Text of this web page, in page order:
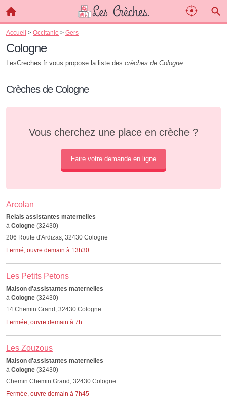
Accueil > Occitanie > Gers
Cologne
LesCreches.fr vous propose la liste des crèches de Cologne.
Crèches de Cologne
Vous cherchez une place en crèche ?
Faire votre demande en ligne
Arcolan
Relais assistantes maternelles
à Cologne (32430)
206 Route d'Ardizas, 32430 Cologne
Fermé, ouvre demain à 13h30
Les Petits Petons
Maison d'assistantes maternelles
à Cologne (32430)
14 Chemin Grand, 32430 Cologne
Fermée, ouvre demain à 7h
Les Zouzous
Maison d'assistantes maternelles
à Cologne (32430)
Chemin Chemin Grand, 32430 Cologne
Fermée, ouvre demain à 7h45